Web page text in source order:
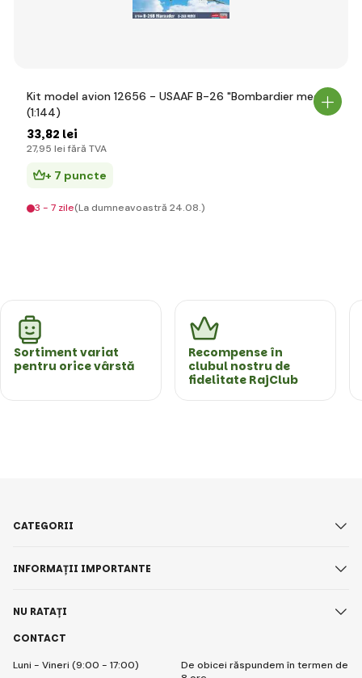
Kit model avion 12656 - USAAF B-26 "Bombardier mediu"
(1:144)
33,82 lei
27,95 lei fără TVA
+ 7 puncte
3 - 7 zile(La dumneavoastră 24.08.)
Sortiment variat
pentru orice vârstă
Recompense în
clubul nostru de
fidelitate RajClub
CONTACT
Luni - Vineri (9:00 - 17:00)
De obicei răspundem în termen de
CATEGORII
INFORMAȚII IMPORTANTE
NU RATAȚI